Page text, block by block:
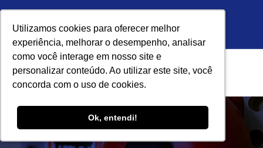
Utilizamos cookies para oferecer melhor
experiência, melhorar o desempenho, analisar
como você interage em nosso site e
personalizar conteúdo. Ao utilizar este site, você
concorda com o uso de cookies.
Ok, entendi!
Utilizamos cookies para oferecer melhor
experiência, melhorar o desempenho, analisar
como você interage em nosso site e
personalizar conteúdo. Ao utilizar este site, você
concorda com o uso de cookies.
Ok, entendi!
HOME
TRAJETÓRIA SKYFIRE